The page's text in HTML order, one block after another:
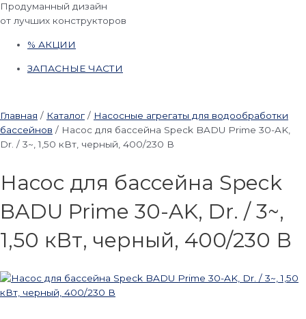
Продуманный дизайн
от лучших конструкторов
% АКЦИИ
ЗАПАСНЫЕ ЧАСТИ
Главная / Каталог / Насосные агрегаты для водообработки
бассейнов / Насос для бассейна Speck BADU Prime 30-AK,
Dr. / 3~, 1,50 кВт, черный, 400/230 В
Насос для бассейна Speck
BADU Prime 30-AK, Dr. / 3~,
1,50 кВт, черный, 400/230 В